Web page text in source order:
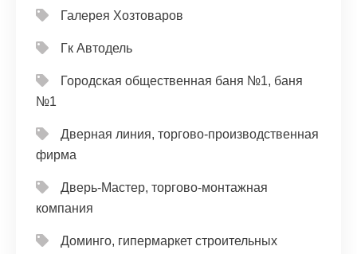
Галерея Хозтоваров
Гк Автодель
Городская общественная баня №1, баня
№1
Дверная линия, торгово-производственная
фирма
Дверь-Мастер, торгово-монтажная
компания
Доминго, гипермаркет строительных